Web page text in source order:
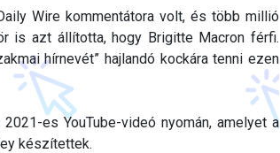
Wire kommentátora volt, és több millió
is azt állította, hogy Brigitte Macron férfi.
hírnevét” hajlandó kockára tenni ezen
es YouTube-videó nyomán, amelyet a
készítettek.